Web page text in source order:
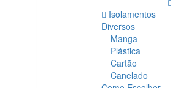
Isolamentos
Diversos
Manga
Plástica
Cartão
Canelado